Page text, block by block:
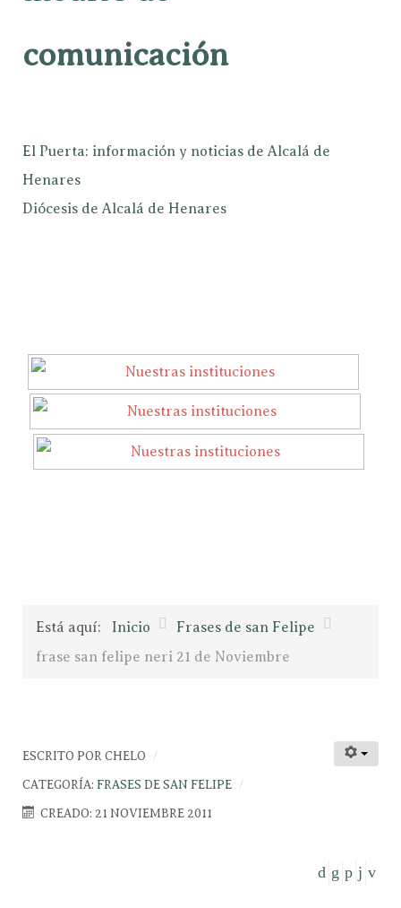
comunicación
El Puerta: información y noticias de Alcalá de
Henares
Diócesis de Alcalá de Henares
Está aquí: Inicio
Frases de san Felipe
frase san felipe neri 21 de Noviembre
ESCRITO POR CHELO
CATEGORÍA: FRASES DE SAN FELIPE
CREADO: 21 NOVIEMBRE 2011